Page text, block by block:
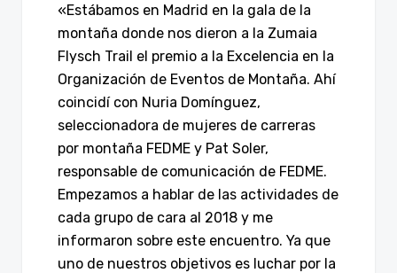
«Estábamos en Madrid en la gala de la
montaña donde nos dieron a la Zumaia
Flysch Trail el premio a la Excelencia en la
Organización de Eventos de Montaña. Ahí
coincidí con Nuria Domínguez,
seleccionadora de mujeres de carreras
por montaña FEDME y Pat Soler,
responsable de comunicación de FEDME.
Empezamos a hablar de las actividades de
cada grupo de cara al 2018 y me
informaron sobre este encuentro. Ya que
uno de nuestros objetivos es luchar por la